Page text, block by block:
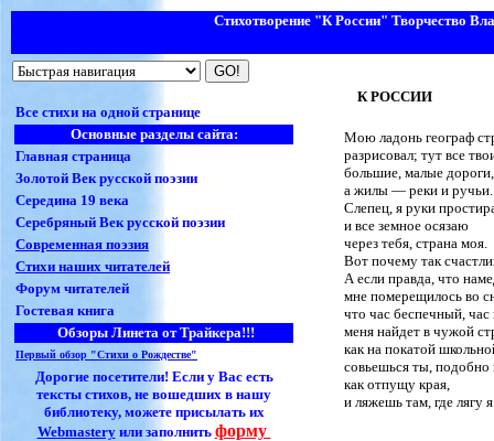
Стихотворение "К России" Творчество
Все стихи на одной странице
Основные разделы сайта:
Главная страница
Золотой Век русской поэзии
Середина 19 века
Серебряный Век русской поэзии
Современная поэзия
Стихи наших читателей
Форум читателей
Гостевая книга
Обзоры Линета от Трайкера!!!
Первый обзор "Стихи о Рождестве"
Дорогие посетители! Если у Вас есть
тексты стихов, не вошедших в нашу
библиотеку, можете присылать их
Webmasterуили заполнить форму
К РОССИИ
Мою ладонь географ
разрисовал; тут все
большие, малые дороги,
а жилы — реки и ручьи.
Слепец, я руки
и все земное осязаю
через тебя, страна моя.
Вот почему так
А если правда, что
мне померещилось во
что час беспечный, час
меня найдет в чужой
как на покатой
совьешься ты, подобно
как отпущу края,
и ляжешь там, где лягу